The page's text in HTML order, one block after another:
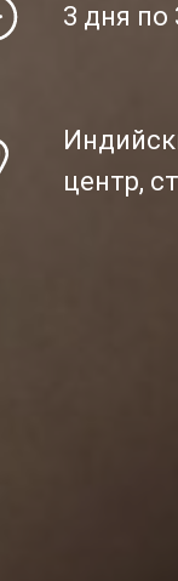
3 дня по
центр,